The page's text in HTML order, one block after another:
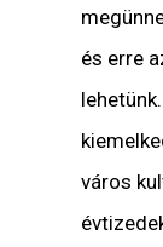
és erre
város